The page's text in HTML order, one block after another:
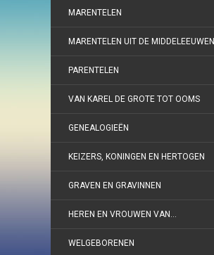
MARENTELEN
MARENTELEN UIT DE MIDDELEEUWEN
PARENTELEN
VAN KAREL DE GROTE TOT OOMS
GENEALOGIEËN
KEIZERS, KONINGEN EN HERTOGEN
GRAVEN EN GRAVINNEN
HEREN EN VROUWEN VAN…
WELGEBORENEN